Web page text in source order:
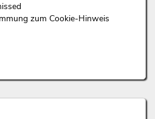
zum Cookie-Hinweis